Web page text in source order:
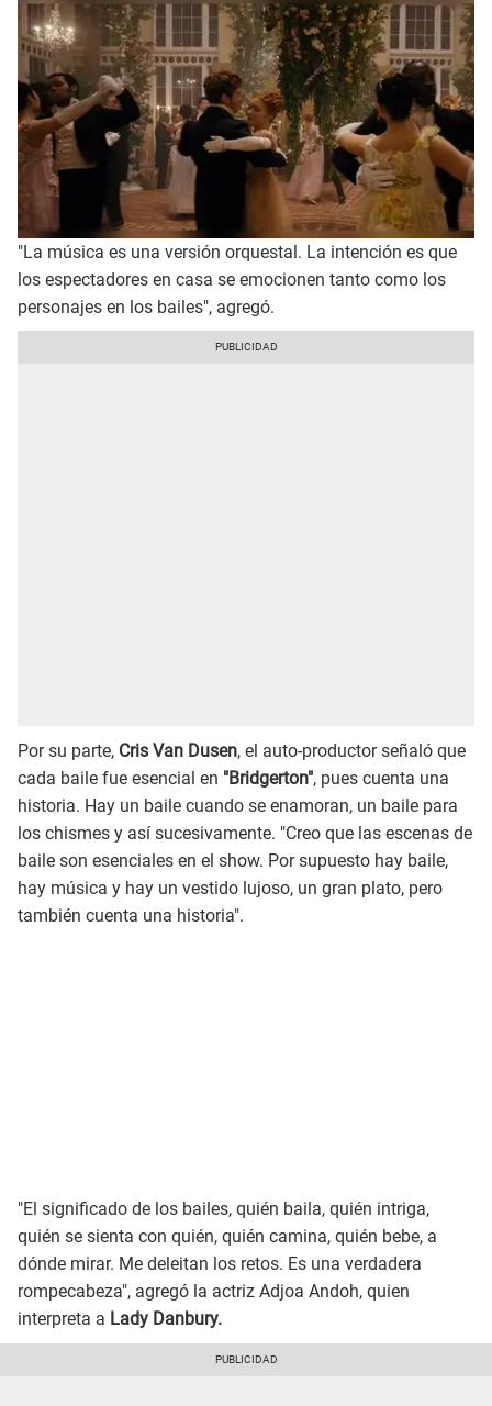
"La música es una versión orquestal. La intención es que
los espectadores en casa se emocionen tanto como los
personajes en los bailes", agregó.
Por su parte, Cris Van Dusen, el auto-productor señaló que
cada baile fue esencial en "Bridgerton", pues cuenta una
historia. Hay un baile cuando se enamoran, un baile para
los chismes y así sucesivamente. "Creo que las escenas de
baile son esenciales en el show. Por supuesto hay baile,
hay música y hay un vestido lujoso, un gran plato, pero
también cuenta una historia".
"El significado de los bailes, quién baila, quién intriga,
quién se sienta con quién, quién camina, quién bebe, a
dónde mirar. Me deleitan los retos. Es una verdadera
rompecabeza", agregó la actriz Adjoa Andoh, quien
interpreta a Lady Danbury.